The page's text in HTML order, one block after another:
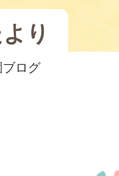
り
ブログ